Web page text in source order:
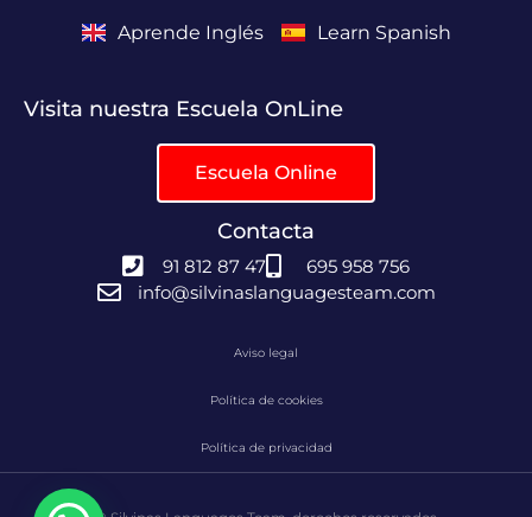
Aprende Inglés Learn Spanish
Visita nuestra Escuela OnLine
Escuela Online
Contacta
91 812 87 47
695 958 756
info@silvinaslanguagesteam.com
Aviso legal
Política de cookies
Política de privacidad